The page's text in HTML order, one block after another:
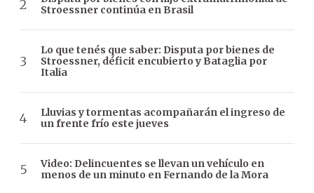
Stroessner continúa en Brasil
Lo que tenés que saber: Disputa por bienes de
Stroessner, déficit encubierto y Bataglia por
Italia
Lluvias y tormentas acompañarán el ingreso de
un frente frío este jueves
Video: Delincuentes se llevan un vehículo en
menos de un minuto en Fernando de la Mora